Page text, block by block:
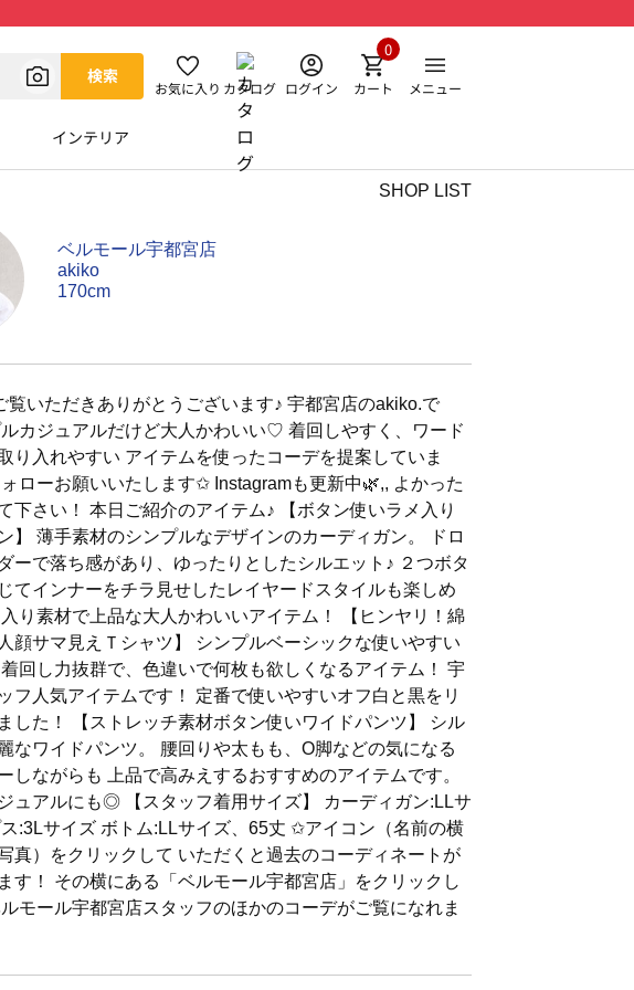
検索
お気に入り カタログ ログイン カート
0
メニュー
インテリア
SHOP LIST
ベルモール宇都宮店
akiko
170cm
覧いただきありがとうございます♪ 宇都宮店のakiko.で
カジュアルだけど大人かわいい♡ 着回しやすく、ワード
り入れやすい アイテムを使ったコーデを提案していま
ローお願いいたします✩︎ Instagramも更新中🌿,, よかった
下さい！ 本日ご紹介のアイテム♪ 【ボタン使いラメ入り
】 薄手素材のシンプルなデザインのカーディガン。 ドロ
ーで落ち感があり、ゆったりとしたシルエット♪ ２つボタ
てインナーをチラ見せしたレイヤードスタイルも楽しめ
り素材で上品な大人かわいいアイテム！ 【ヒンヤリ！綿
顔サマ見えＴシャツ】 シンプルベーシックな使いやすい
着回し力抜群で、色違いで何枚も欲しくなるアイテム！ 宇
フ人気アイテムです！ 定番で使いやすいオフ白と黒をリ
した！ 【ストレッチ素材ボタン使いワイドパンツ】 シル
なワイドパンツ。 腰回りや太もも、O脚などの気になる
しながらも 上品で高みえするおすすめのアイテムです。
ュアルにも◎ 【スタッフ着用サイズ】 カーディガン:LLサ
:3Lサイズ ボトム:LLサイズ、65丈 ✩アイコン（名前の横
真）をクリックして いただくと過去のコーディネートが
す！ その横にある「ベルモール宇都宮店」をクリックし
モール宇都宮店スタッフのほかのコーデがご覧になれま